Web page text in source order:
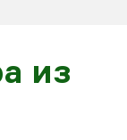
из